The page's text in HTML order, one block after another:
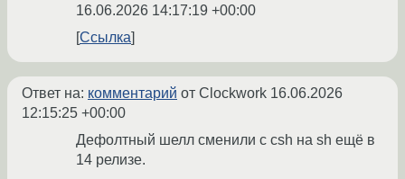
16.06.2026 14:17:19 +00:00
Ссылка
Ответ на: комментарий от Clockwork 16.06.2026
12:15:25 +00:00
Дефолтный шелл сменили с csh на sh ещё в
14 релизе.